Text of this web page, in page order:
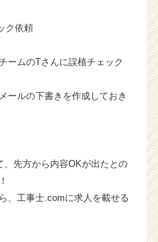
ク依頼
ームのTさんに誤植チェック
ールの下書きを作成しておき
先方から内容OKが出たとの
、工事士.comに求人を載せる